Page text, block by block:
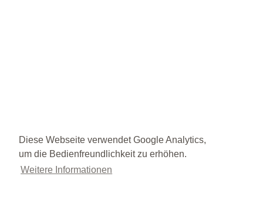
Diese Webseite verwendet Google Analytics,
um die Bedienfreundlichkeit zu erhöhen.
Weitere Informationen